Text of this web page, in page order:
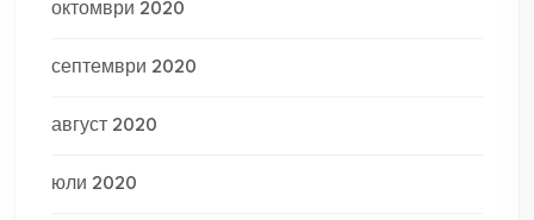
октомври 2020
септември 2020
август 2020
юли 2020